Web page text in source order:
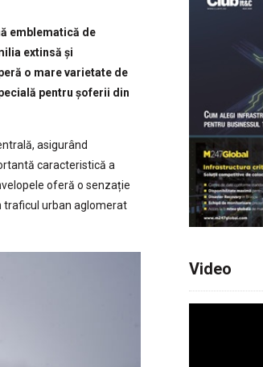
emblematică de
extinsă și
o mare varietate de
pentru șoferii din
asigurând
caracteristică a
oferă o senzație
traficul urban aglomerat
Video